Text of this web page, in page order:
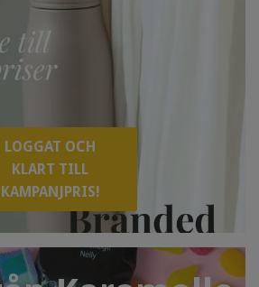
LOGGAT OCH
KLART TILL
KAMPANJPRIS!